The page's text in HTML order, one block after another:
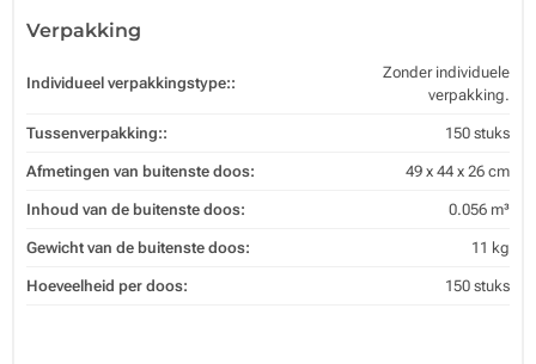
Verpakking
Individueel verpakkingstype::
Zonder individuele
verpakking.
Tussenverpakking:: 150 stuks
Afmetingen van buitenste doos: 49 x 44 x 26 cm
Inhoud van de buitenste doos: 0.056 m³
Gewicht van de buitenste doos: 11 kg
Hoeveelheid per doos: 150 stuks